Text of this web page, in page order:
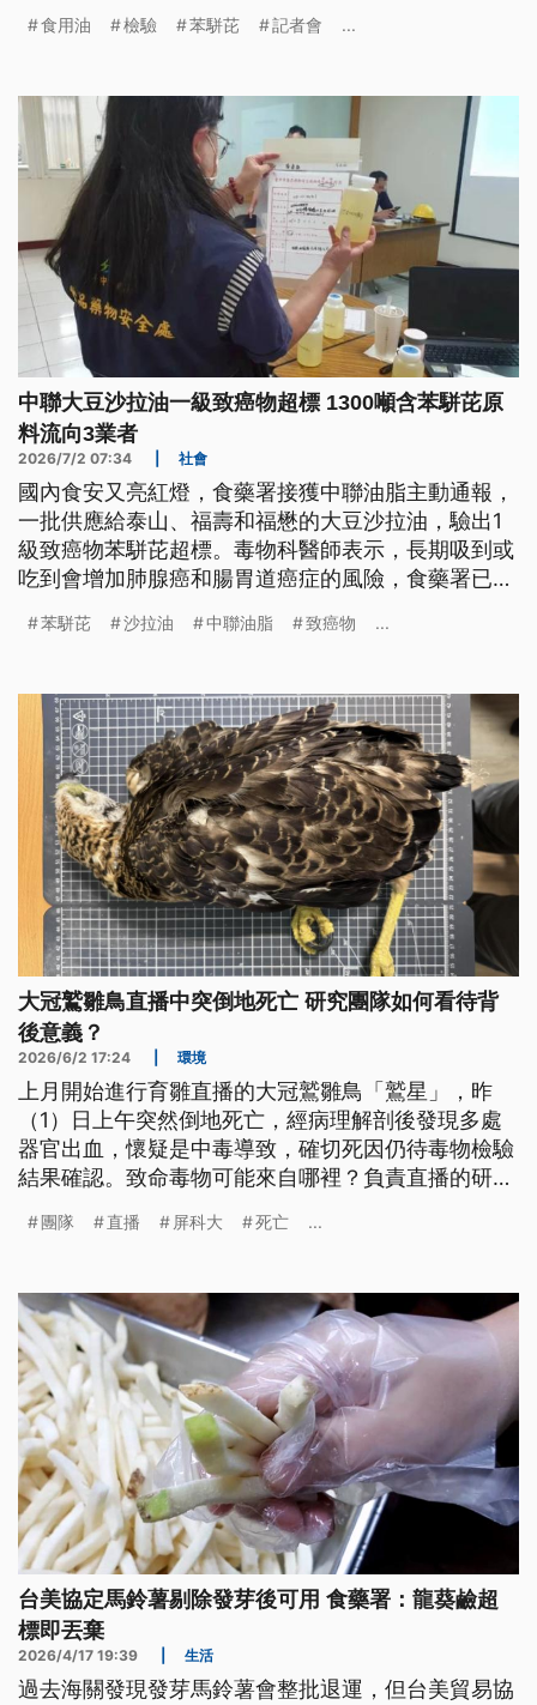
拾民眾對食品安全的信心。
食用油 檢驗 苯駢芘 記者會 ...
中聯大豆沙拉油一級致癌物超標 1300噸含苯駢芘原
料流向3業者
2026/7/2 07:34 社會
國內食安又亮紅燈，食藥署接獲中聯油脂主動通報，
一批供應給泰山、福壽和福懋的大豆沙拉油，驗出1
級致癌物苯駢芘超標。毒物科醫師表示，長期吸到或
吃到會增加肺腺癌和腸胃道癌症的風險，食藥署已經
題產品名單。
苯駢芘 沙拉油 中聯油脂 致癌物 ...
大冠鷲雛鳥直播中突倒地死亡 研究團隊如何看待背
後意義？
2026/6/2 17:24 環境
上月開始進行育雛直播的大冠鷲雛鳥「鷲星」，昨
（1）日上午突然倒地死亡，經病理解剖後發現多處
器官出血，懷疑是中毒導致，確切死因仍待毒物檢驗
結果確認。致命毒物可能來自哪裡？負責直播的研究
團隊 直播 屏科大 死亡 ...
台美協定馬鈴薯剔除發芽後可用 食藥署：龍葵鹼超
標即丟棄
2026/4/17 19:39 生活
過去海關發現發芽馬鈴薯會整批退運，但台美貿易協